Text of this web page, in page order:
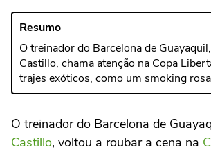
Resumo
O treinador do Barcelona de
Castillo, chama atenção na Copa
trajes exóticos, como um smoking
O treinador do Barcelona de
Castillo, voltou a roubar a cena na